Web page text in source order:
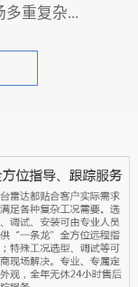
重复杂...